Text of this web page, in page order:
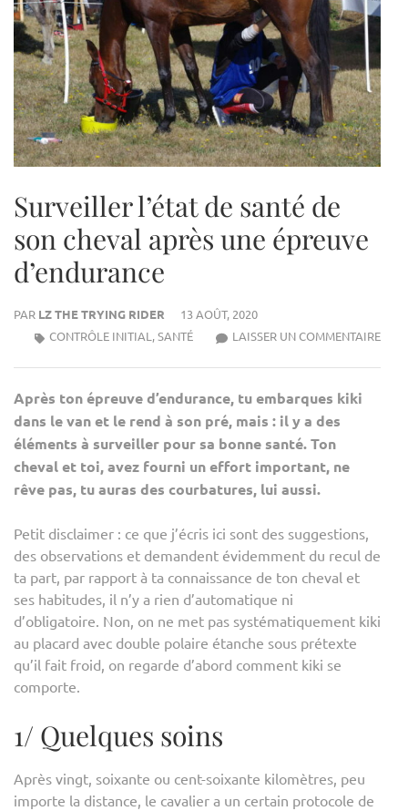
Surveiller l’état de santé de
son cheval après une épreuve
d’endurance
PAR LZ THE TRYING RIDER
13 AOÛT, 2020
LAISSER UN COMMENTAIRE
CONTRÔLE INITIAL ,SANTÉ
Après ton épreuve d’endurance, tu embarques kiki
dans le van et le rend à son pré, mais : il y a des
éléments à surveiller pour sa bonne santé. Ton
cheval et toi, avez fourni un effort important, ne
rêve pas, tu auras des courbatures, lui aussi.
Petit disclaimer : ce que j’écris ici sont des suggestions,
des observations et demandent évidemment du recul de
ta part, par rapport à ta connaissance de ton cheval et
ses habitudes, il n’y a rien d’automatique ni
d’obligatoire. Non, on ne met pas systématiquement kiki
au placard avec double polaire étanche sous prétexte
qu’il fait froid, on regarde d’abord comment kiki se
comporte.
1/ Quelques soins
Après vingt, soixante ou cent-soixante kilomètres, peu
importe la distance, le cavalier a un certain protocole de